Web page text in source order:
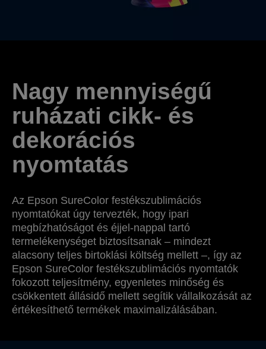
Nagy mennyiségű
ruházati cikk- és
dekorációs
nyomtatás
Az Epson SureColor festékszublimációs
nyomtatókat úgy tervezték, hogy ipari
megbízhatóságot és éjjel-nappal tartó
termelékenységet biztosítsanak – mindezt
alacsony teljes birtoklási költség mellett –, így az
Epson SureColor festékszublimációs nyomtatók
fokozott teljesítmény, egyenletes minőség és
csökkentett állásidő mellett segítik vállalkozását az
értékesíthető termékek maximalizálásában.